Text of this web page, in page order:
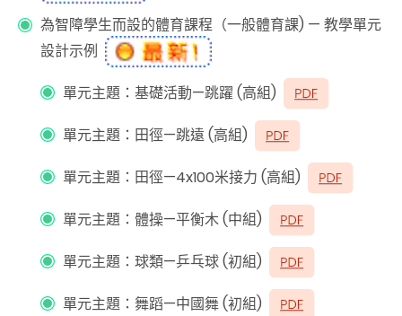
為智障學生而設的體育課程（一般體育課) — 教學單元
設計示例
單元主題：基礎活動—跳躍(高組)
單元主題：田徑—跳遠(高組)
單元主題：田徑—4x100米接力 (高組)
單元主題：體操—平衡木(中組)
單元主題：球類—乒乓球(初組)
單元主題：舞蹈—中國舞(初組)